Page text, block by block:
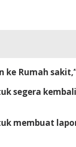
ke Rumah
segera
membuat